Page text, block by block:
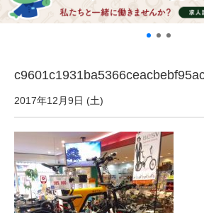
サービスのご案内
サービス全般
2017年12月9日 (土)